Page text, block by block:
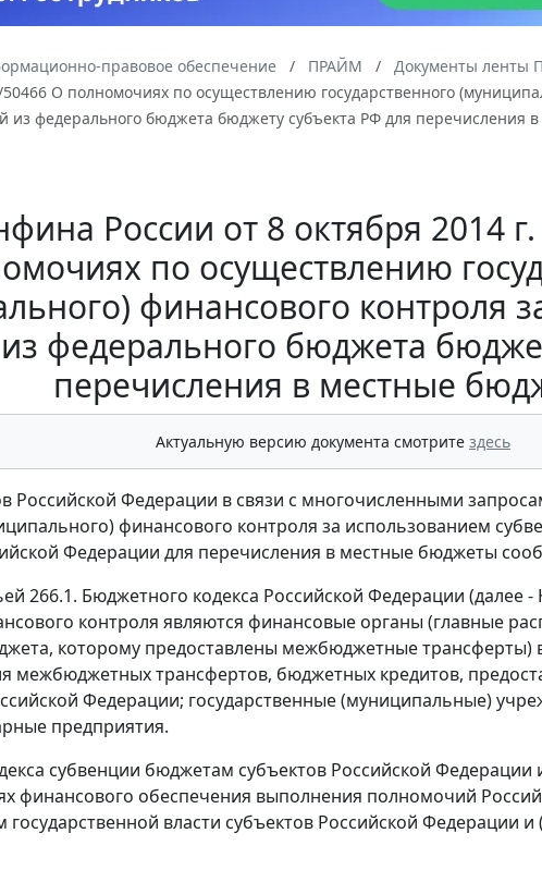
правовое обеспечение ПРАЙМ Документы ленты
О полномочиях по осуществлению государственного
из федерального бюджета бюджету субъекта РФ для перечисления
России от 8 октября 2014
по осуществлению
финансового контроля
федерального бюджета
перечисления в местные
Актуальную версию документа смотрите здесь
Российской Федерации в связи с многочисленными
финансового контроля за использованием
Федерации для перечисления в местные бюджеты
266.1. Бюджетного кодекса Российской Федерации (далее
контроля являются финансовые органы (главные
которому предоставлены межбюджетные трансферты)
межбюджетных трансфертов, бюджетных кредитов,
Федерации; государственные (муниципальные)
предприятия.
субвенции бюджетам субъектов Российской
финансового обеспечения выполнения полномочий
государственной власти субъектов Российской Федерации